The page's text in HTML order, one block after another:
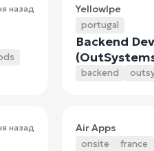
назад YellowIpe
portugal
Backend
backend
назад Air Apps
onsite france